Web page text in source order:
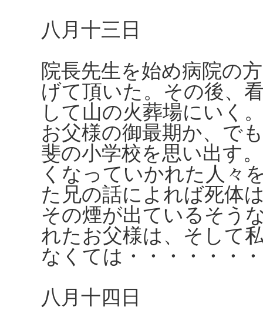
八月十三日
院長先生を始め病院の
げて頂いた。その後、
して山の火葬場にいく
お父様の御最期か、で
斐の小学校を思い出す
くなっていかれた人々
た兄の話によれば死体
その煙が出ているそう
れたお父様は、そして
なくては・・・・・・
八月十四日